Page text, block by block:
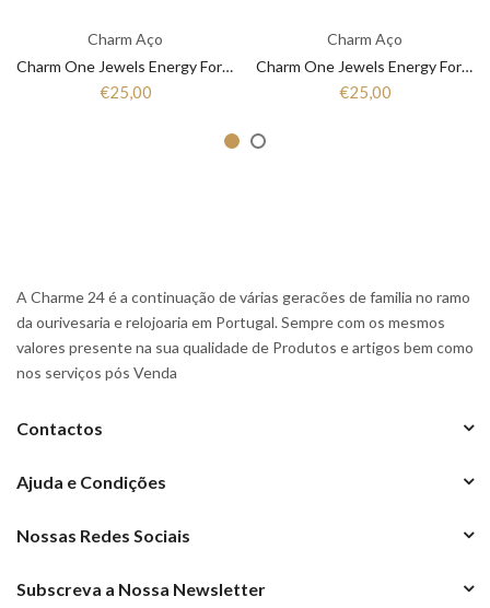
Charm Aço
Charm One Jewels Energy For Life OJEBC050
€25,00
Charm Aço
Charm One Jewels Energy For Life OJEBCL-J
€25,00
A Charme 24 é a continuação de várias geracões de familia no ramo
da ourivesaria e relojoaria em Portugal. Sempre com os mesmos
valores presente na sua qualidade de Produtos e artigos bem como
nos serviços pós Venda
Contactos
Ajuda e Condições
Nossas Redes Sociais
Subscreva a Nossa Newsletter